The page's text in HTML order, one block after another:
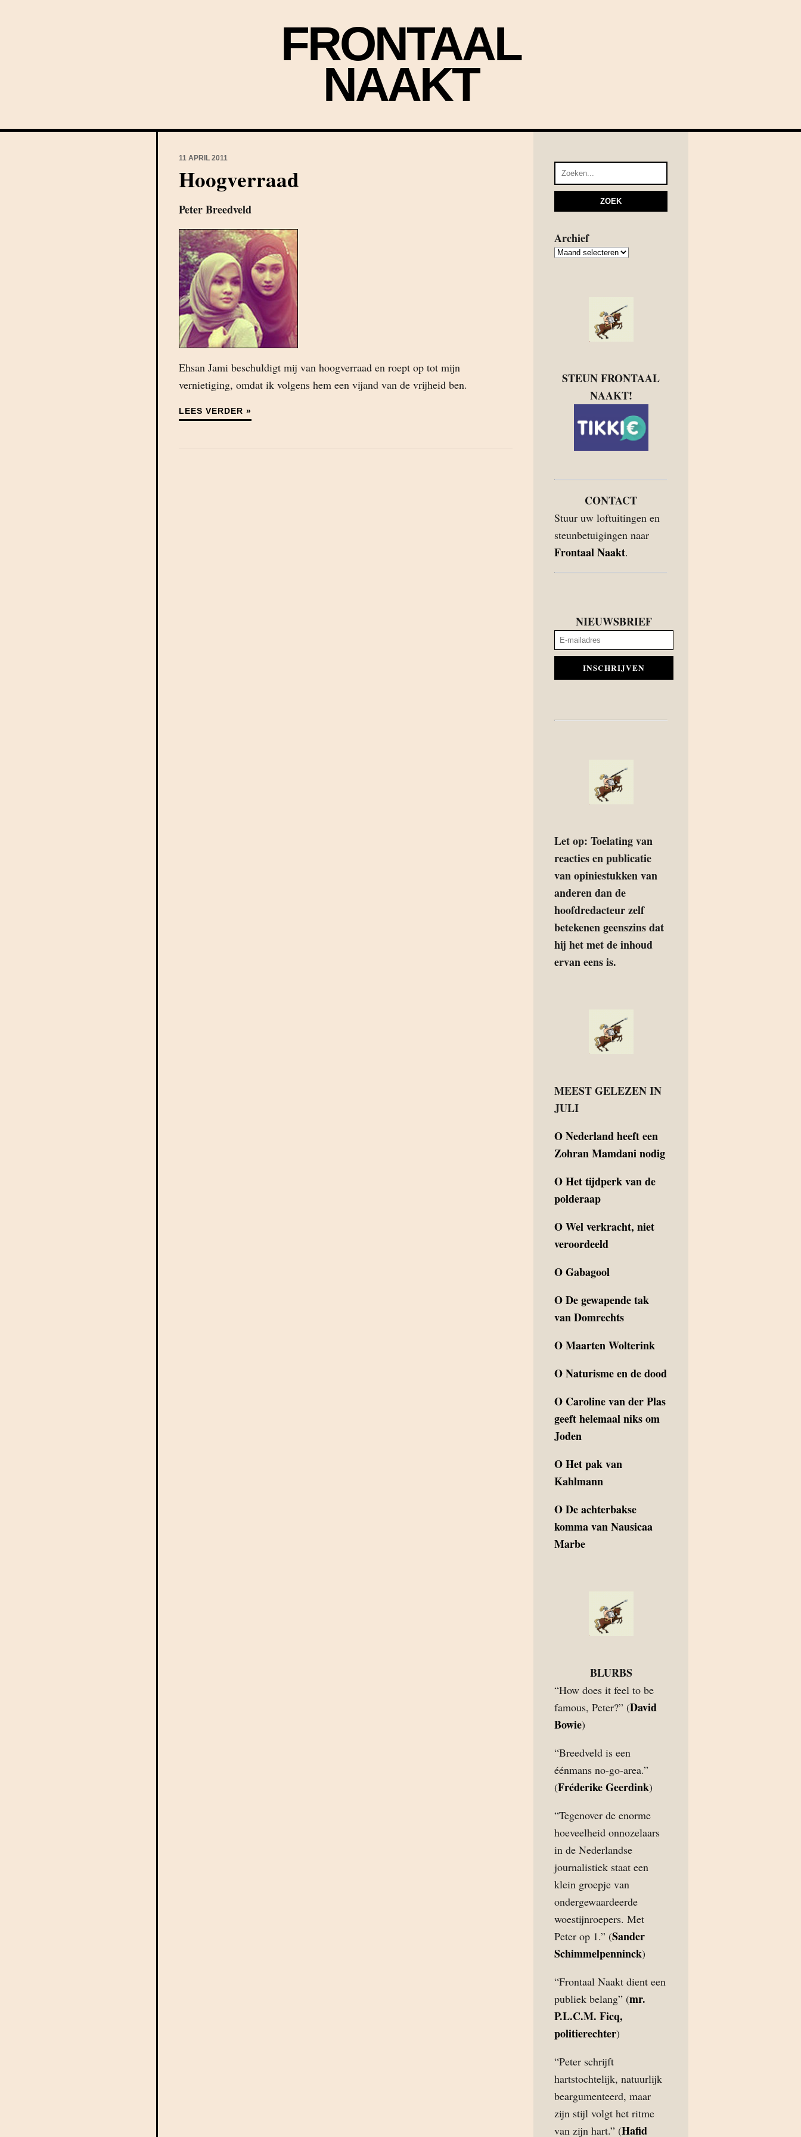
FRONTAAL
NAAKT
11 APRIL 2011
Hoogverraad
Peter Breedveld
Ehsan Jami beschuldigt mij van hoogverraad en roept op tot mijn
vernietiging, omdat ik volgens hem een vijand van de vrijheid ben.
LEES VERDER »
Archief
Archief
STEUN FRONTAAL
NAAKT!
CONTACT
Stuur uw loftuitingen en
steunbetuigingen naar
Frontaal Naakt.
NIEUWSBRIEF
INSCHRIJVEN
Let op: Toelating van
reacties en publicatie
van opiniestukken van
anderen dan de
hoofdredacteur zelf
betekenen geenszins dat
hij het met de inhoud
ervan eens is.
MEEST GELEZEN IN
JULI
ONederland heeft een
Zohran Mamdani nodig
OHet tijdperk van de
polderaap
OWel verkracht, niet
veroordeeld
OGabagool
ODe gewapende tak
van Domrechts
OMaarten Wolterink
ONaturisme en de dood
O Caroline van der Plas
geeft helemaal niks om
Joden
OHet pak van
Kahlmann
ODe achterbakse
komma van Nausicaa
Marbe
BLURBS
“How does it feel to be
famous, Peter?” (David
Bowie)
“Breedveld is een
éénmans no-go-area.”
(Fréderike Geerdink)
“Tegenover de enorme
hoeveelheid onnozelaars
in de Nederlandse
journalistiek staat een
klein groepje van
ondergewaardeerde
woestijnroepers. Met
Peter op 1.” (Sander
Schimmelpenninck)
“Frontaal Naakt dient een
publiek belang” (mr.
P.L.C.M. Ficq,
politierechter)
“Peter schrijft
hartstochtelijk, natuurlijk
beargumenteerd, maar
zijn stijl volgt het ritme
van zijn hart.” (Hafid